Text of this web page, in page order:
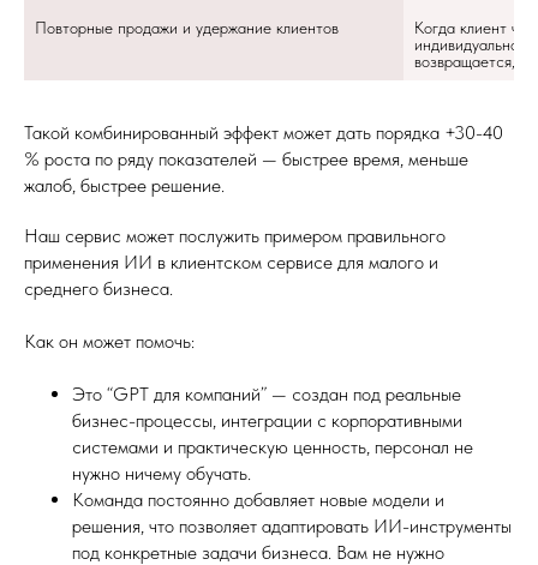
Повторные продажи и удержание клиентов
Когда клиент
индивидуально,
возвращается,
Такой комбинированный эффект может дать порядка +30-40
% роста по ряду показателей — быстрее время, меньше
жалоб, быстрее решение.
Наш сервис может послужить примером правильного
применения ИИ в клиентском сервисе для малого и
среднего бизнеса.
Как он может помочь:
Это “GPT для компаний” — создан под реальные
бизнес-процессы, интеграции с корпоративными
системами и практическую ценность, персонал не
нужно ничему обучать.
Команда постоянно добавляет новые модели и
решения, что позволяет адаптировать ИИ-инструменты
под конкретные задачи бизнеса. Вам не нужно